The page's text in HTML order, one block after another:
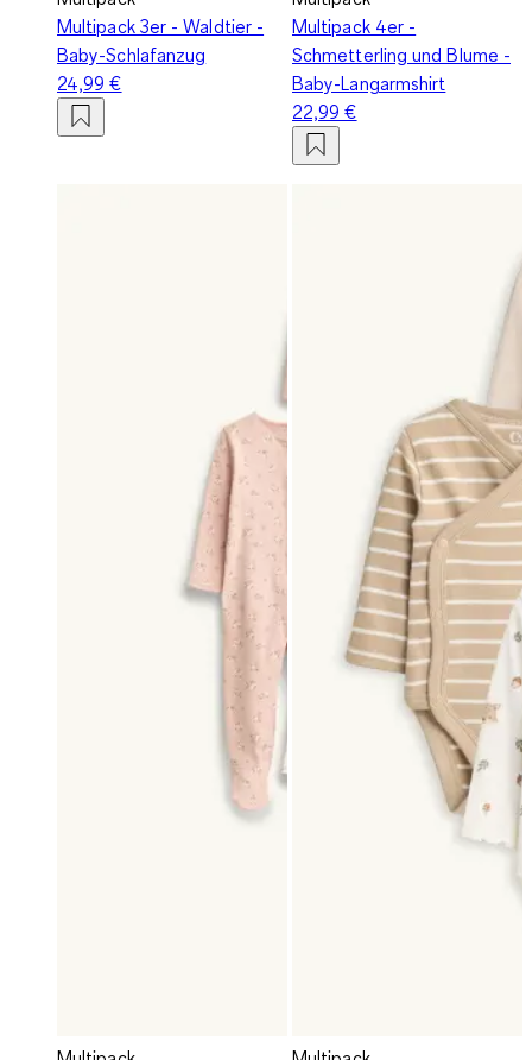
Multipack 3er - Waldtier -
Baby-Schlafanzug
24,99 €
Multipack 4er -
Schmetterling und Blume -
Baby-Langarmshirt
22,99 €